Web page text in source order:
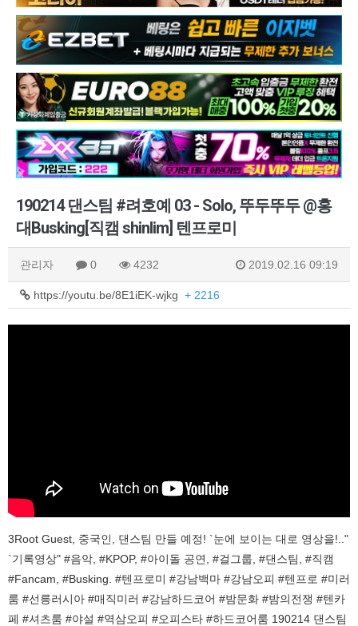
190214 댄스팀 #려호예 03 - Solo, 뚜두뚜두 @홍
대Busking[직캠 shinlim] 텐프로미
관리자 0 4232 2019.02.16 09:19
https://youtu.be/8E1iEK-wjkg + 2216
3Root Guest, 중국인, 댄스팀 만들 예정! `눈에 보이는 대로 영상을!.."
`기록영상" #음악, #KPOP, #아이돌 공연, #걸그룹, #댄스팀, #직캠
#Fancam, #Busking. #텐프로미 #강남백마 #강남오피 #텐프로 #미러
룸 #선릉러시아 #매직미러 #강남하드코어 #밤문화 #밤의전쟁 #텐카
페 #셔츠룸 #야설 #역삼오피 #오피스타 #하드코어룸 190214 댄스팀